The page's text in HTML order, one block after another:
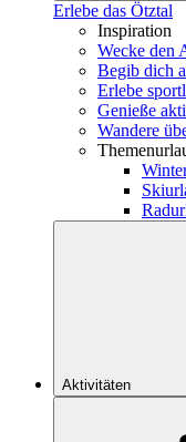
Erlebe das Ötztal
Inspiration
Wecke den
Begib dich
Erlebe
Genieße
Wandere
Aktivitäten